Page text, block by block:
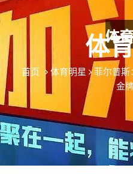
体
首页 体育明星
菲尔普斯
金